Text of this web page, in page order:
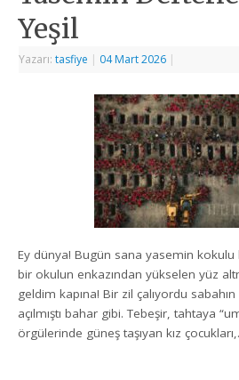
Yeşil
Yazarı:tasfiye | 04 Mart 2026 |
Ey dünya! Bugün sana yasemin kokulu
bir okulun enkazından yükselen yüz
geldim kapına! Bir zil çalıyordu
açılmıştı bahar gibi. Tebeşir, tahtaya
örgülerinde güneş taşıyan kız